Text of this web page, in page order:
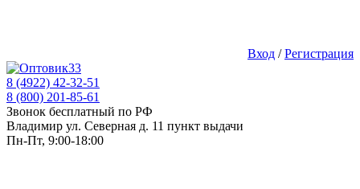
Вход /Регистрация
8 (4922) 42-32-51
8 (800) 201-85-61
Звонок бесплатный по РФ
Владимир ул. Северная д. 11 пункт выдачи
Пн-Пт, 9:00-18:00